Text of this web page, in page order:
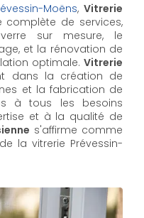
Moëns,Vitrerie
de services,
sur mesure, le
et la rénovation de
optimale. Vitrerie
dans la création de
et la fabrication de
à tous les besoins
et à la qualité de
s'affirme comme
la vitrerie Prévessin-